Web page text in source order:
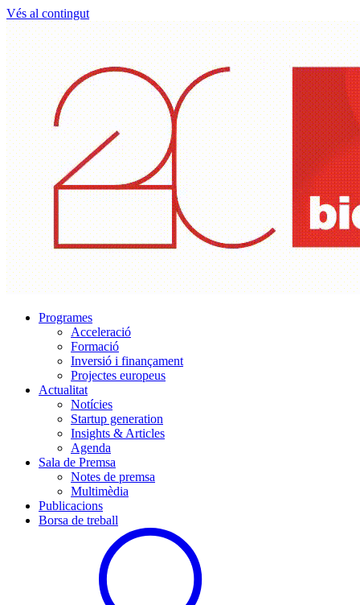
Vés al contingut
Programes
Acceleració
Formació
Inversió i finançament
Projectes europeus
Actualitat
Notícies
Startup generation
Insights & Articles
Agenda
Sala de Premsa
Notes de premsa
Multimèdia
Publicacions
Borsa de treball